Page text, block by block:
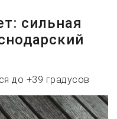
сильная
до +39 градусов